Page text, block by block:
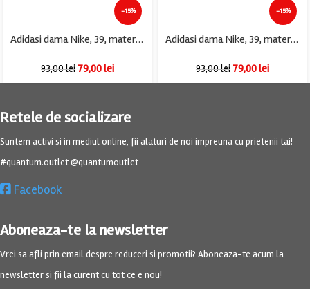
-15%
Adidasi dama Nike, 39, material textil, alb
93,00lei 79,00lei
-15%
Adidasi dama Nike, 39, material textil, alb
93,00lei 79,00lei
Retele de socializare
Suntem activi si in mediul online, fii alaturi de noi impreuna cu prietenii tai!
#quantum.outlet @quantumoutlet
Facebook
Aboneaza-te la newsletter
Vrei sa afli prin email despre reduceri si promotii? Aboneaza-te acum la
newsletter si fii la curent cu tot ce e nou!